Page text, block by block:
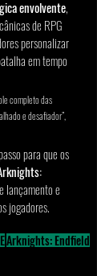
envolvente,
de RPG
personalizar
em tempo
completo das
e desafiador”,
para que os
lançamento e
jogadores.
Arknights: Endfield